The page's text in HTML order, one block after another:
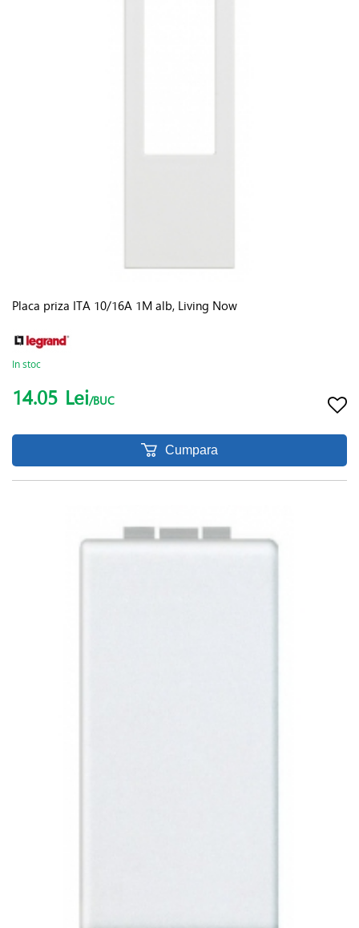
Placa priza ITA 10/16A 1M alb, Living Now
In stoc
14.05 Lei/BUC
Cumpara